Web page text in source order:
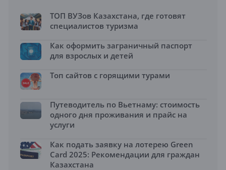
ТОП ВУЗов Казахстана, где готовят
специалистов туризма
Как оформить заграничный паспорт
для взрослых и детей
Топ сайтов с горящими турами
Путеводитель по Вьетнаму: стоимость
одного дня проживания и прайс на
услуги
Как подать заявку на лотерею Green
Card 2025: Рекомендации для граждан
Казахстана